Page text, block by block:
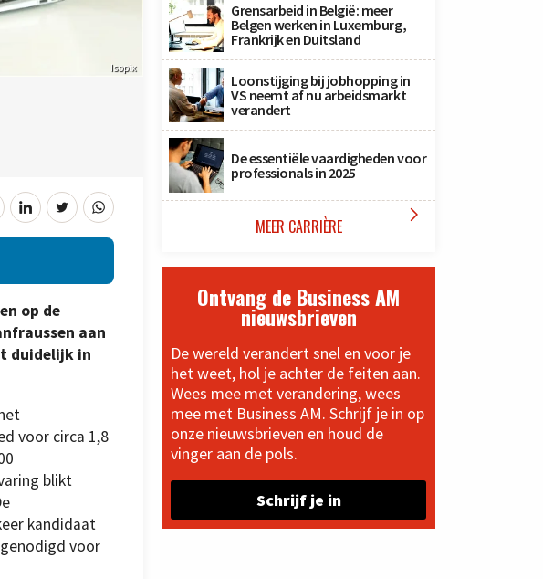
Isopix
op de
aan
duidelijk in
voor circa 1,8
blikt
kandidaat
voor
Grensarbeid in België: meer
Belgen werken in Luxemburg,
Frankrijk en Duitsland
Loonstijging bij jobhopping in
VS neemt af nu arbeidsmarkt
verandert
De essentiële vaardigheden voor
professionals in 2025
MEER CARRIÈRE 
Ontvang de Business AM
nieuwsbrieven
De wereld verandert snel en voor je
het weet, hol je achter de feiten aan.
Wees mee met verandering, wees
mee met Business AM. Schrijf je in op
onze nieuwsbrieven en houd de
vinger aan de pols.
Schrijf je in